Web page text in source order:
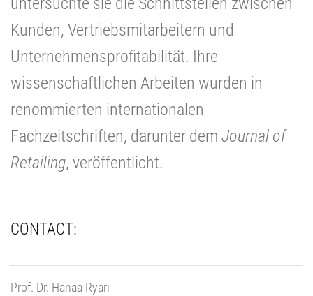
Kunden, Vertriebsmitarbeitern und
Unternehmensprofitabilität. Ihre
wissenschaftlichen Arbeiten wurden in
renommierten internationalen
Fachzeitschriften, darunter dem Journal of
Retailing, veröffentlicht.
CONTACT:
Prof. Dr. Hanaa Ryari